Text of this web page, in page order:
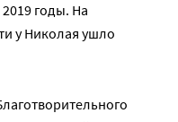
годы. На
у Николая ушло